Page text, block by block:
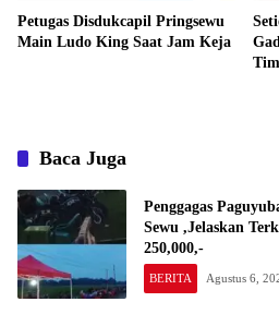
Petugas Disdukcapil Pringsewu
Main Ludo King Saat Jam Keja
Baca Juga
Penggagas
Sewu ,Jelaskan
250,000,-
BERITA Agustus 6,